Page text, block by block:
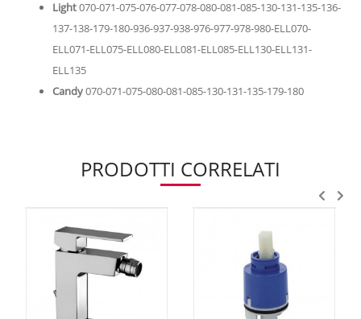
Light070-071-075-076-077-078-080-081-085-130-131-135-136-
137-138-179-180-936-937-938-976-977-978-980-ELL070-
ELL071-ELL075-ELL080-ELL081-ELL085-ELL130-ELL131-
ELL135
Candy070-071-075-080-081-085-130-131-135-179-180
PRODOTTI CORRELATI